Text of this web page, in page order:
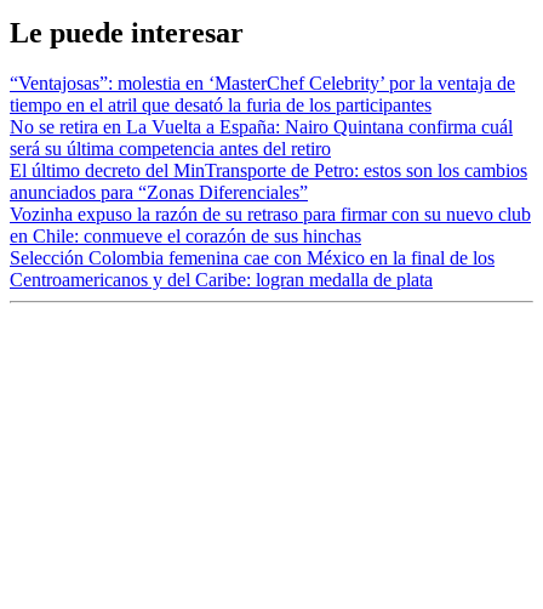
Le puede interesar
“Ventajosas”: molestia en ‘MasterChef Celebrity’ por la ventaja de
tiempo en el atril que desató la furia de los participantes
No se retira en La Vuelta a España: Nairo Quintana confirma cuál
será su última competencia antes del retiro
El último decreto del MinTransporte de Petro: estos son los cambios
anunciados para “Zonas Diferenciales”
Vozinha expuso la razón de su retraso para firmar con su nuevo club
en Chile: conmueve el corazón de sus hinchas
Selección Colombia femenina cae con México en la final de los
Centroamericanos y del Caribe: logran medalla de plata